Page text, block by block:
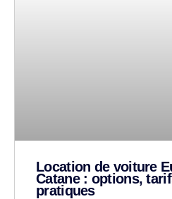
Location de voiture
Catane : options,
pratiques